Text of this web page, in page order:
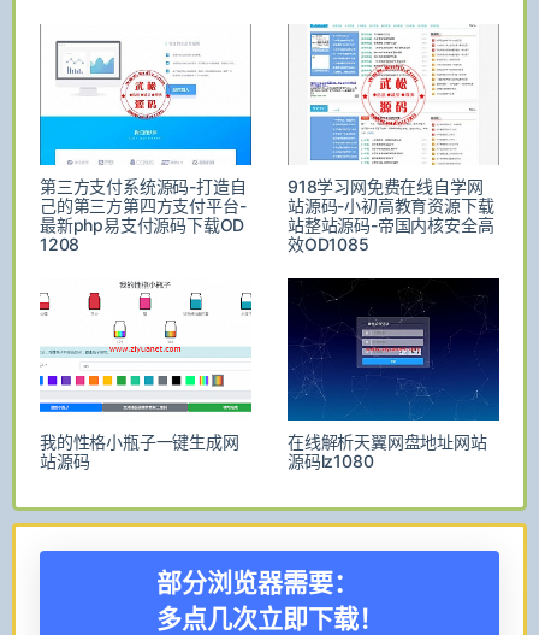
第三方支付系统源码-打造自
己的第三方第四方支付平台-
最新php易支付源码下载OD
1208
918学习网免费在线自学网
站源码-小初高教育资源下载
站整站源码-帝国内核安全高
效OD1085
我的性格小瓶子一键生成网
站源码
在线解析天翼网盘地址网站
源码lz1080
部分浏览器需要：
多点几次立即下载！